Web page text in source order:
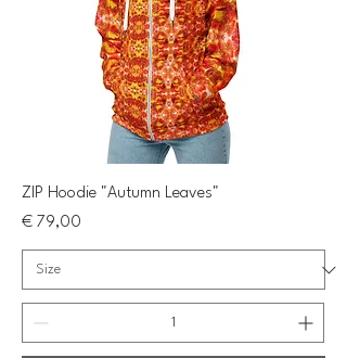
ZIP Hoodie "Autumn Leaves"
Preis
€ 79,00